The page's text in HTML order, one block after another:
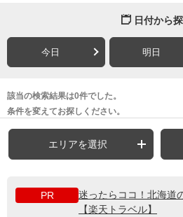
日付から
今日 明日
該当の検索結果は0件でした。
条件を変えてお探しください。
エリアを選択
PR
迷ったらココ！北海道
【楽天トラベル】